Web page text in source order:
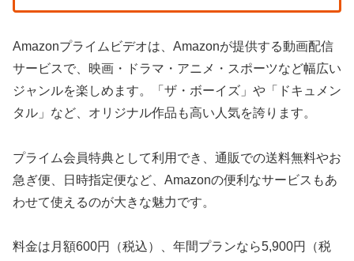
Amazonプライムビデオは、Amazonが提供する動画配信
サービスで、映画・ドラマ・アニメ・スポーツなど幅広い
ジャンルを楽しめます。「ザ・ボーイズ」や「ドキュメン
タル」など、オリジナル作品も高い人気を誇ります。
プライム会員特典として利用でき、通販での送料無料やお
急ぎ便、日時指定便など、Amazonの便利なサービスもあ
わせて使えるのが大きな魅力です。
料金は月額600円（税込）、年間プランなら5,900円（税